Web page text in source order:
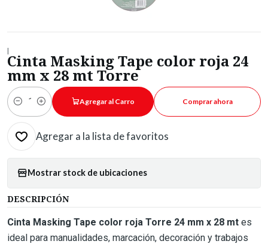
|
Cinta Masking Tape color roja 24
mm x 28 mt Torre
Cantidad
Agregar al Carro Comprar ahora
Agregar a la lista de favoritos
Mostrar stock de ubicaciones
DESCRIPCIÓN
Cinta Masking Tape color roja Torre 24 mm x 28 mt es
ideal para manualidades, marcación, decoración y trabajos